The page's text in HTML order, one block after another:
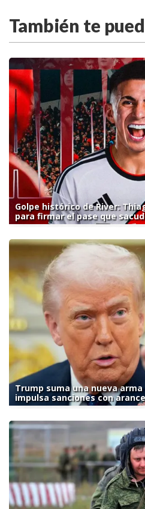
También te
Golpe histórico de River:
para firmar el pase que
Trump suma una nueva
impulsa sanciones con